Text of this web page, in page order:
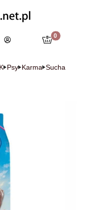
Zaloguj się
Produkty w
Koszyk
Psy Karma Sucha